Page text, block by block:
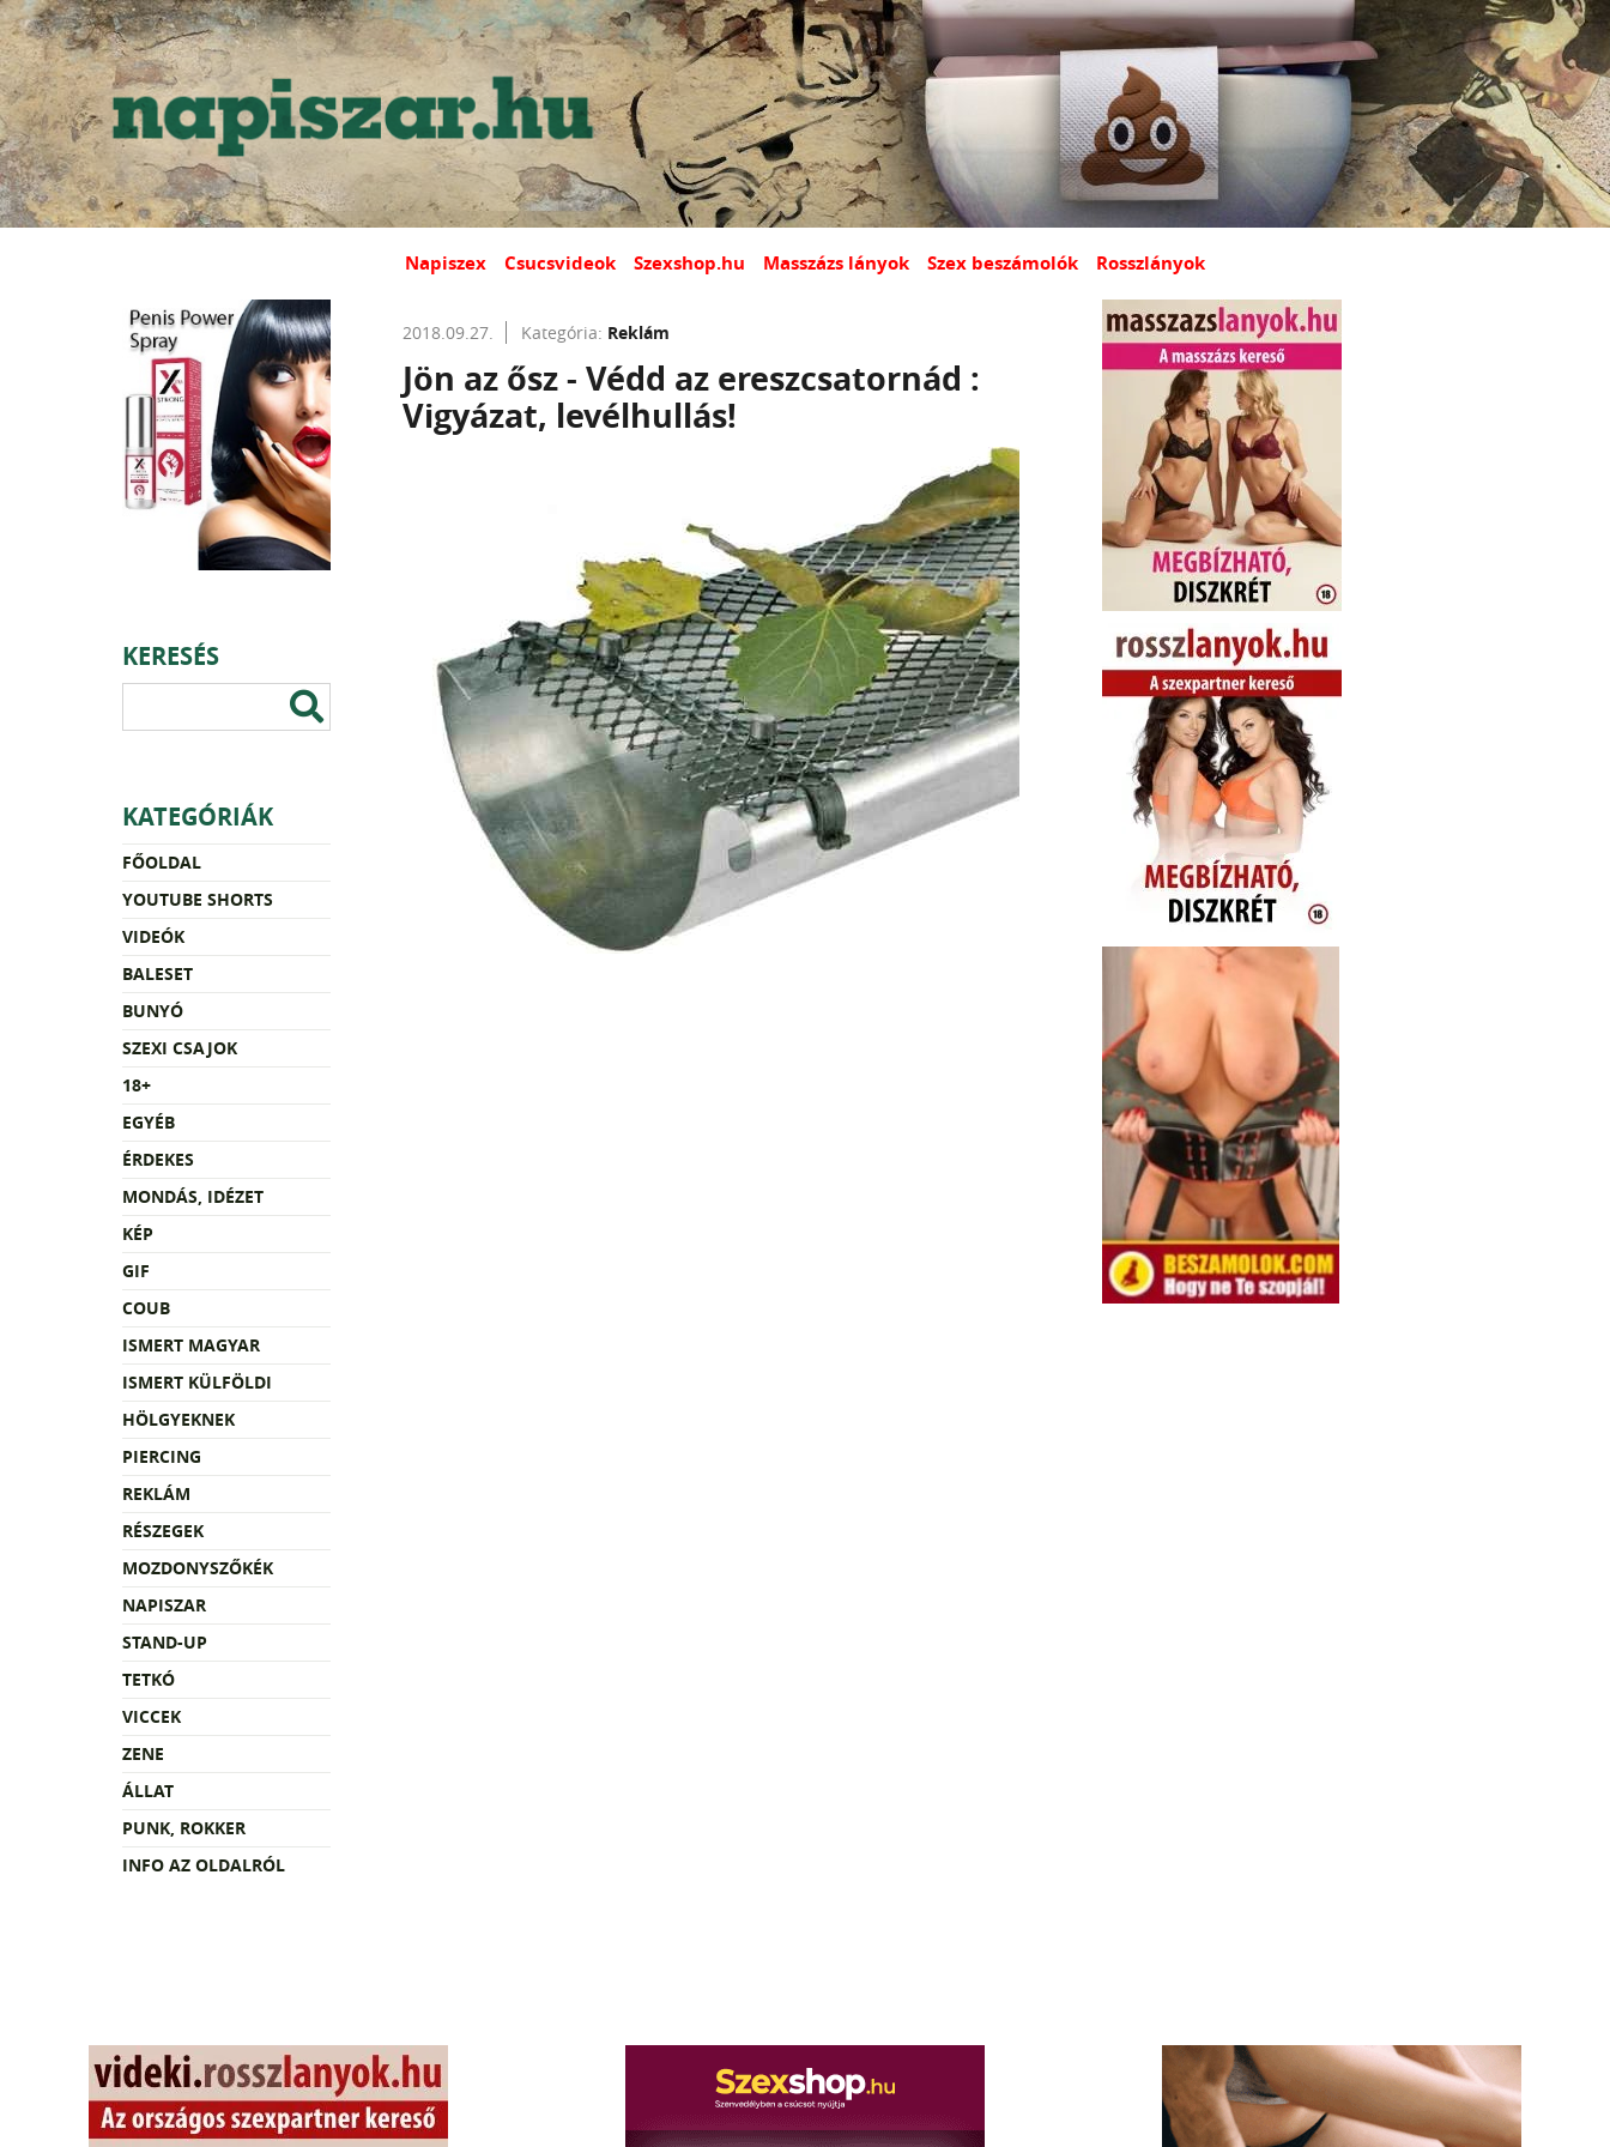
Napiszex Csucsvideok Szexshop.hu Masszázs lányok Szex beszámolók Rosszlányok
KERESÉS
KATEGÓRIÁK
FŐOLDAL
YOUTUBE SHORTS
VIDEÓK
BALESET
BUNYÓ
SZEXI CSAJOK
18+
EGYÉB
ÉRDEKES
MONDÁS, IDÉZET
KÉP
GIF
COUB
ISMERT MAGYAR
ISMERT KÜLFÖLDI
HÖLGYEKNEK
PIERCING
REKLÁM
RÉSZEGEK
MOZDONYSZŐKÉK
NAPISZAR
STAND-UP
TETKÓ
VICCEK
ZENE
ÁLLAT
PUNK, ROKKER
INFO AZ OLDALRÓL
2018.09.27. Kategória: Reklám
Jön az ősz - Védd az ereszcsatornád :
Vigyázat, levélhullás!